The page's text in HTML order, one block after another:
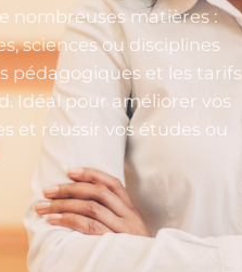
nombreuses matières :
sciences ou disciplines
pédagogiques et les tarifs
Idéal pour améliorer vos
et réussir vos études ou